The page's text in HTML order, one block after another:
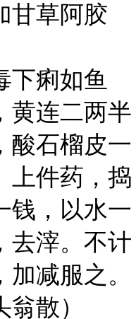
甘草阿胶
痢如鱼
黄连二两半
酸石榴皮一
上件药，捣
钱，以水一
去滓。不计
减服之。
散）